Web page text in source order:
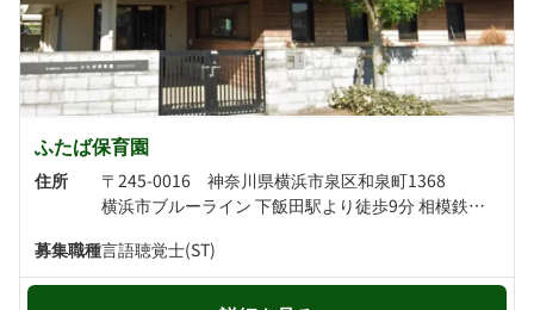
ふたば保育園
住所
〒245-0016 神奈川県横浜市泉区和泉町1368
横浜市ブルーライン 下飯田駅より徒歩9分 相模鉄道いずみ野線 ゆめが丘駅より徒歩11分
募集職種言語聴覚士(ST)